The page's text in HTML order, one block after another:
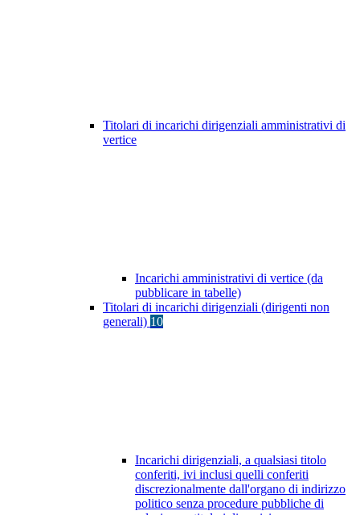
Titolari di incarichi dirigenziali amministrativi di
vertice
Incarichi amministrativi di vertice (da
pubblicare in tabelle)
Titolari di incarichi dirigenziali (dirigenti non
generali) 10
Incarichi dirigenziali, a qualsiasi titolo
conferiti, ivi inclusi quelli conferiti
discrezionalmente dall'organo di indirizzo
politico senza procedure pubbliche di